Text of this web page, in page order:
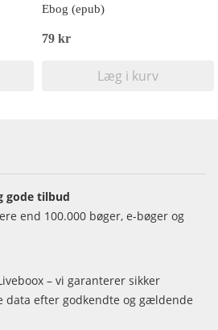
Ebog (epub)
79 kr
Læg i kurv
gode tilbud
end 100.000 bøger, e-bøger og
– vi garanterer sikker
data efter godkendte og gældende